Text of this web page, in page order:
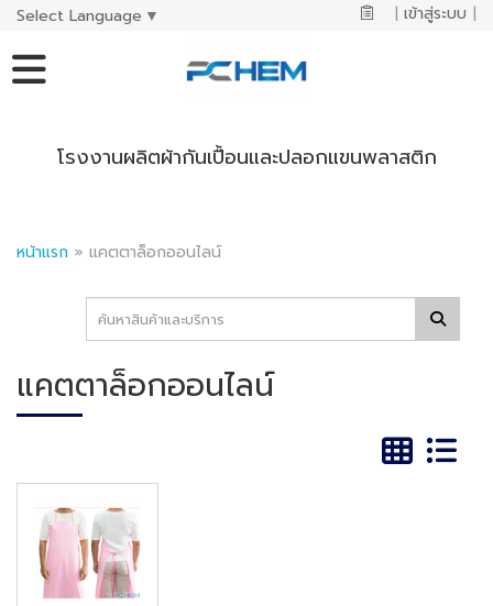
Select Language ▼ | เข้าสู่ระบบ |
โรงงานผลิตผ้ากันเปื้อนและปลอกแขนพลาสติก
หน้าแรก » แคตตาล็อกออนไลน์
แคตตาล็อกออนไลน์